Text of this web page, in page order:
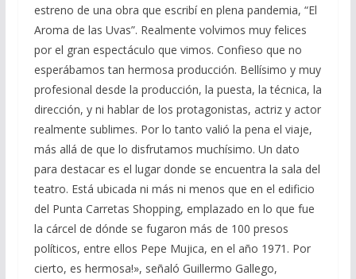
estreno de una obra que escribí en plena pandemia, “El
Aroma de las Uvas”. Realmente volvimos muy felices
por el gran espectáculo que vimos. Confieso que no
esperábamos tan hermosa producción. Bellísimo y muy
profesional desde la producción, la puesta, la técnica, la
dirección, y ni hablar de los protagonistas, actriz y actor
realmente sublimes. Por lo tanto valió la pena el viaje,
más allá de que lo disfrutamos muchísimo. Un dato
para destacar es el lugar donde se encuentra la sala del
teatro. Está ubicada ni más ni menos que en el edificio
del Punta Carretas Shopping, emplazado en lo que fue
la cárcel de dónde se fugaron más de 100 presos
políticos, entre ellos Pepe Mujica, en el año 1971. Por
cierto, es hermosa!», señaló Guillermo Gallego,